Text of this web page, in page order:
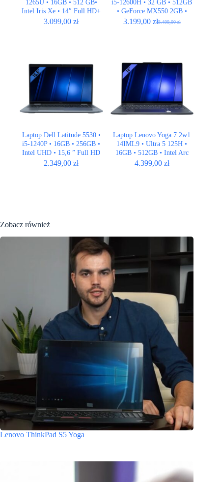
1265U • 16GB • 512 GB•
Intel Iris Xe • 14″ Full HD+
• LTE
3.099,00zł
i5-12600H • 32 GB • 512GB
• GeForce MX550 2GB •
15,6″ Full HD • LTE
3.499,00zł
Pierwotna
3.199,00 zł
Aktualna
Laptop Dell Latitude 5530 •
i5-1240P • 16GB • 256GB •
Intel UHD • 15,6 ” Full HD
2.349,00zł
Laptop Lenovo Yoga 7 2w1
14IML9 • Ultra 5 125H •
16GB • 512GB • Intel Arc
Graphics • 14″ 2.8K OLED
4.399,00 zł
Zobacz również
Lenovo ThinkPad S5 Yoga